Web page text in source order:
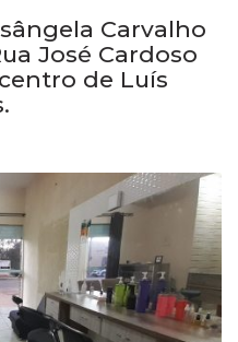
Carvalho
José Cardoso
de Luís